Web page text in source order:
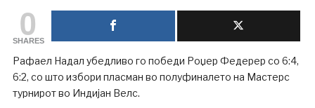
0
SHARES
Рафаел Надал убедливо го победи Роџер Федерер со 6:4,
6:2, со што избори пласман во полуфиналето на Мастерс
турнирот во Индијан Велс.